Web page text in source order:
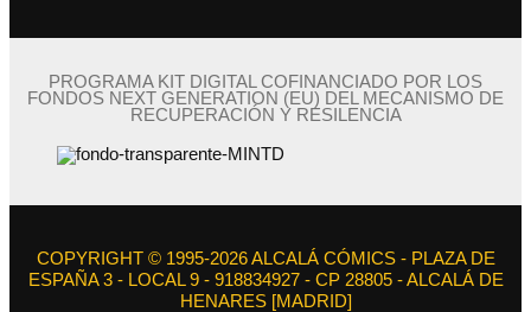
PROGRAMA KIT DIGITAL COFINANCIADO POR LOS
FONDOS NEXT GENERATION (EU) DEL MECANISMO DE
RECUPERACIÓN Y RESILENCIA
COPYRIGHT © 1995-2026 ALCALÁ CÓMICS - PLAZA DE
ESPAÑA 3 - LOCAL 9 - 918834927 - CP 28805 - ALCALÁ DE
HENARES [MADRID]